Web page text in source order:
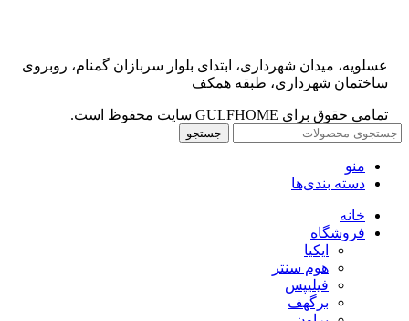
عسلویه، میدان شهرداری، ابتدای بلوار سربازان گمنام، روبروی
ساختمان شهرداری، طبقه همکف
تمامی حقوق برای GULFHOME سایت محفوظ است.
جستجو
منو
دسته بندی‌ها
خانه
فروشگاه
ایکیا
هوم سنتر
فیلیپس
برگهف